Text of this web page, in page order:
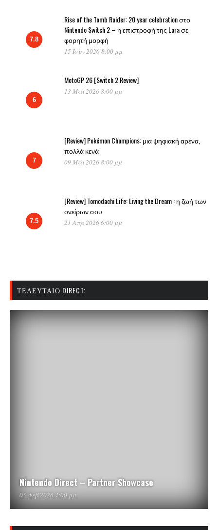
7.8
Rise of the Tomb Raider: 20 year celebration στο
Nintendo Switch 2 – η επιστροφή της Lara σε
φορητή μορφή
15 Ιούν 2026 8:00 μμ
6
MotoGP 26 [Switch 2 Review]
13 Μάι 2026 8:00 μμ
7
[Review] Pokémon Champions: μια ψηφιακή αρένα,
πολλά κενά
09 Μάι 2026 8:00 μμ
7.5
[Review] Tomodachi Life: Living the Dream : η ζωή των
ονείρων σου
21 Απρ 2026 6:00 μμ
ΤΕΛΕΥΤΑΊΟ DIRECT:
Nintendo Direct – Partner Showcase
05 Φεβ 2026 4:00 μμ